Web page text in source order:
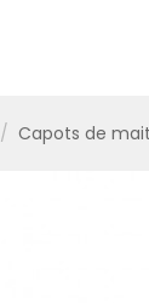
Capots de